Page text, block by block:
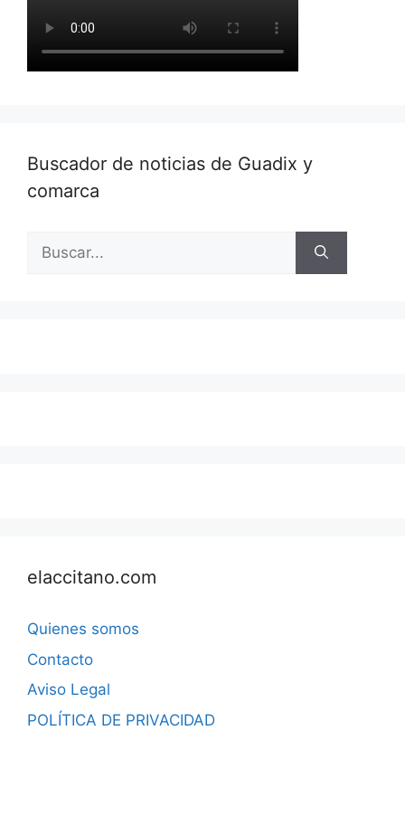
Buscador de noticias de Guadix y
comarca
Buscar:
elaccitano.com
Quienes somos
Contacto
Aviso Legal
POLÍTICA DE PRIVACIDAD